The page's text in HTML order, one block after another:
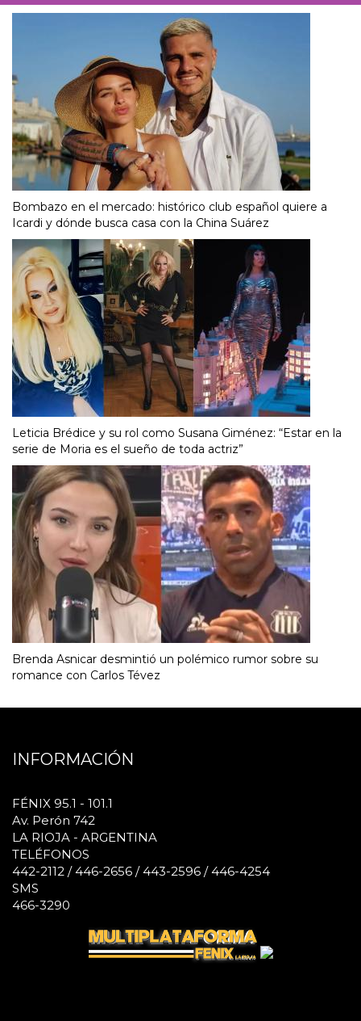
Bombazo en el mercado: histórico club español quiere a
Icardi y dónde busca casa con la China Suárez
Leticia Brédice y su rol como Susana Giménez: “Estar en la
serie de Moria es el sueño de toda actriz”
Brenda Asnicar desmintió un polémico rumor sobre su
romance con Carlos Tévez
INFORMACIÓN
FÉNIX 95.1 - 101.1
Av. Perón 742
LA RIOJA - ARGENTINA
TELÉFONOS
442-2112 / 446-2656 / 443-2596 / 446-4254
SMS
466-3290